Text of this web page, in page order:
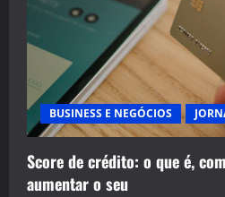
BUSINESS E NEGÓCIOS
Score de crédito: o que é,
aumentar o seu